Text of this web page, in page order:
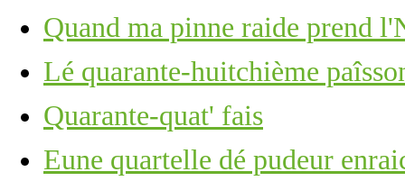
Quand ma pinne raide prend
Lé quarante-huitchième
Quarante-quat' fais
Eune quartelle dé pudeur